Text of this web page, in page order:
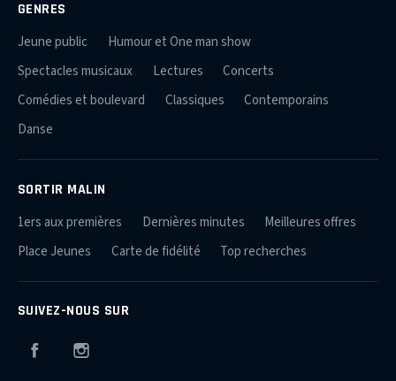
GENRES
Jeune public
Humour et One man show
Spectacles musicaux
Lectures
Concerts
Comédies et boulevard
Classiques
Contemporains
Danse
SORTIR MALIN
1ers aux premières Dernières minutes
Meilleures offres
Place Jeunes
Carte de fidélité Top recherches
SUIVEZ-NOUS SUR
Facebook